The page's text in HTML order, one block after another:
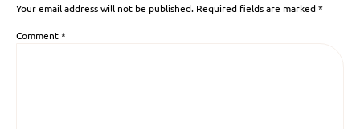
Your email address will not be published. Required fields are marked*
Comment*